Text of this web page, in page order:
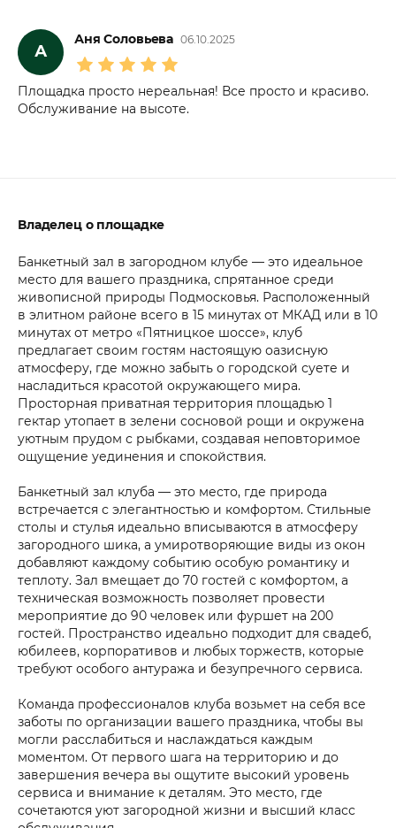
А
Аня Соловьева 06.10.2025
Площадка просто нереальная! Все просто и красиво.
Обслуживание на высоте.
Владелец о площадке
Банкетный зал в загородном клубе — это идеальное
место для вашего праздника, спрятанное среди
живописной природы Подмосковья. Расположенный
в элитном районе всего в 15 минутах от МКАД или в 10
минутах от метро «Пятницкое шоссе», клуб
предлагает своим гостям настоящую оазисную
атмосферу, где можно забыть о городской суете и
насладиться красотой окружающего мира.
Просторная приватная территория площадью 1
гектар утопает в зелени сосновой рощи и окружена
уютным прудом с рыбками, создавая неповторимое
ощущение уединения и спокойствия.
Банкетный зал клуба — это место, где природа
встречается с элегантностью и комфортом. Стильные
столы и стулья идеально вписываются в атмосферу
загородного шика, а умиротворяющие виды из окон
добавляют каждому событию особую романтику и
теплоту. Зал вмещает до 70 гостей с комфортом, а
техническая возможность позволяет провести
мероприятие до 90 человек или фуршет на 200
гостей. Пространство идеально подходит для свадеб,
юбилеев, корпоративов и любых торжеств, которые
требуют особого антуража и безупречного сервиса.
Команда профессионалов клуба возьмет на себя все
заботы по организации вашего праздника, чтобы вы
могли расслабиться и наслаждаться каждым
моментом. От первого шага на территорию и до
завершения вечера вы ощутите высокий уровень
сервиса и внимание к деталям. Это место, где
сочетаются уют загородной жизни и высший класс